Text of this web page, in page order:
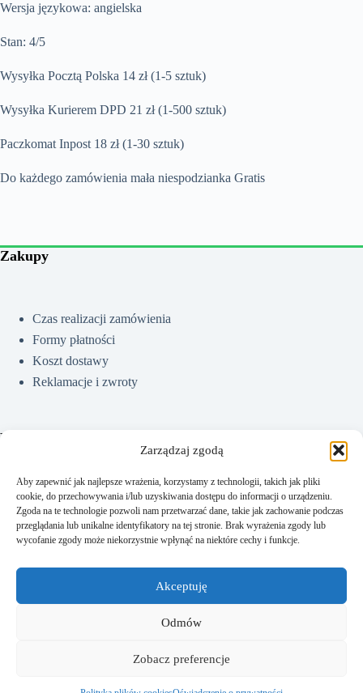
Zarządzaj zgodą
Aby zapewnić jak najlepsze wrażenia, korzystamy z technologii, takich jak pliki
cookie, do przechowywania i/lub uzyskiwania dostępu do informacji o urządzeniu.
Zgoda na te technologie pozwoli nam przetwarzać dane, takie jak zachowanie podczas
przeglądania lub unikalne identyfikatory na tej stronie. Brak wyrażenia zgody lub
wycofanie zgody może niekorzystnie wpłynąć na niektóre cechy i funkcje.
Akceptuję
Odmów
Zobacz preferencje
Wersja językowa: angielska
Stan: 4/5
Wysyłka Pocztą Polska 14 zł (1-5 sztuk)
Wysyłka Kurierem DPD 21 zł (1-500 sztuk)
Paczkomat Inpost 18 zł (1-30 sztuk)
Do każdego zamówienia mała niespodzianka Gratis
Zakupy
Czas realizacji zamówienia
Formy płatności
Koszt dostawy
Reklamacje i zwroty
Pomoc
Jak kupować?
Częste pytania
Polityka prywatności